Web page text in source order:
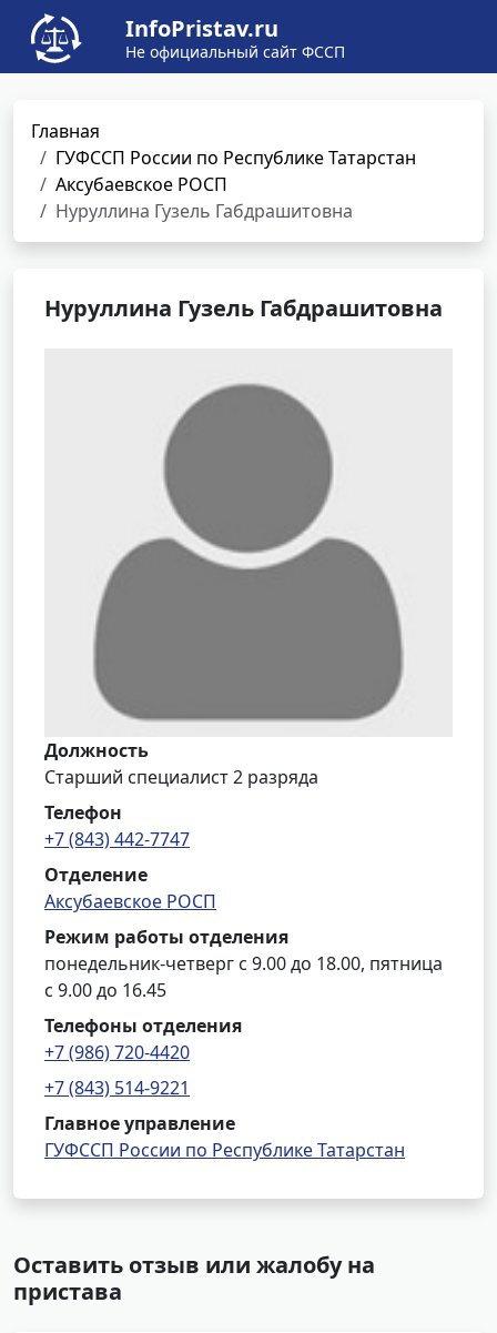
InfoPristav.ru
Не официальный сайт ФССП
Главная
ГУФССП России по Республике Татарстан
Аксубаевское РОСП
Нуруллина Гузель Габдрашитовна
Нуруллина Гузель Габдрашитовна
Должность
Старший специалист 2 разряда
Телефон
+7 (843) 442-7747
Отделение
Аксубаевское РОСП
Режим работы отделения
понедельник-четверг с 9.00 до 18.00, пятница
с 9.00 до 16.45
Телефоны отделения
+7 (986) 720-4420
+7 (843) 514-9221
Главное управление
ГУФССП России по Республике Татарстан
Оставить отзыв или жалобу на
пристава